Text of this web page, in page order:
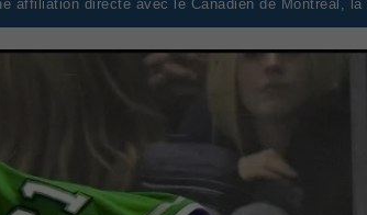
affiliation directe avec le Canadien de Montréal, la